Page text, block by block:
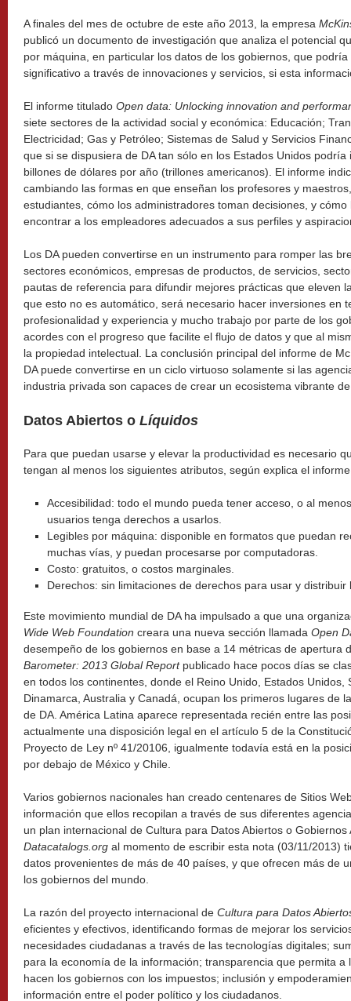
A finales del mes de octubre de este año 2013, la empresa
publicó un documento de investigación que analiza el potencial
por máquina, en particular los datos de los gobiernos, que
significativo a través de innovaciones y servicios, si esta
El informe titulado Open data: Unlocking innovation and
siete sectores de la actividad social y económica: Educación;
Electricidad; Gas y Petróleo; Sistemas de Salud y Servicios
que si se dispusiera de DA tan sólo en los Estados Unidos
billones de dólares por año (trillones americanos). El informe
cambiando las formas en que enseñan los profesores y
estudiantes, cómo los administradores toman decisiones, y
encontrar a los empleadores adecuados a sus perfiles y
Los DA pueden convertirse en un instrumento para romper las
sectores económicos, empresas de productos, de servicios,
pautas de referencia para difundir mejores prácticas que eleven
que esto no es automático, será necesario hacer inversiones en
profesionalidad y experiencia y mucho trabajo por parte de los
acordes con el progreso que facilite el flujo de datos y que al
la propiedad intelectual. La conclusión principal del informe de
DA puede convertirse en un ciclo virtuoso solamente si las
industria privada son capaces de crear un ecosistema vibrante
Datos Abiertos o Líquidos
Para que puedan usarse y elevar la productividad es necesario
tengan al menos los siguientes atributos, según explica el
Accesibilidad: todo el mundo pueda tener acceso, o al
usuarios tenga derechos a usarlos.
Legibles por máquina: disponible en formatos que puedan
muchas vías, y puedan procesarse por computadoras.
Costo: gratuitos, o costos marginales.
Derechos: sin limitaciones de derechos para usar y distribuir
Este movimiento mundial de DA ha impulsado a que una
Wide Web Foundation creara una nueva sección llamada Open
desempeño de los gobiernos en base a 14 métricas de apertura
Barometer: 2013 Global Reportpublicado hace pocos días se
en todos los continentes, donde el Reino Unido, Estados
Dinamarca, Australia y Canadá, ocupan los primeros lugares de
de DA. América Latina aparece representada recién entre las
actualmente una disposición legal en el artículo 5 de la
Proyecto de Ley nº 41/20106, igualmente todavía está en la
por debajo de México y Chile.
Varios gobiernos nacionales han creado centenares de Sitios
información que ellos recopilan a través de sus diferentes
un plan internacional de Cultura para Datos Abiertos o Gobiernos
Datacatalogs.org al momento de escribir esta nota (03/11/2013)
datos provenientes de más de 40 países, y que ofrecen más de
los gobiernos del mundo.
La razón del proyecto internacional de Cultura para Datos
eficientes y efectivos, identificando formas de mejorar los
necesidades ciudadanas a través de las tecnologías digitales;
para la economía de la información; transparencia que permita a
hacen los gobiernos con los impuestos; inclusión y
información entre el poder político y los ciudadanos.